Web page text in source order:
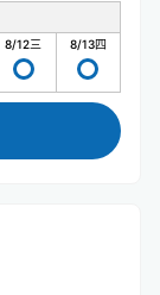
8/12三 8/13四